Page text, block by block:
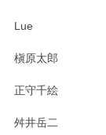
Lue
槇原太郎
正守千絵
舛井岳二